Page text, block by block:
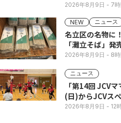
2026年8月9日 - 7
NEW ニュース
名立区の名物に
「灘立そば」発
2026年8月9日 - 8
ニュース
「第14回 JCV
(日)からJCVス
2026年8月9日 - 12